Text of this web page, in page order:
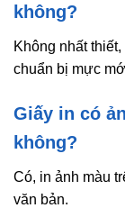
không?
Không nhất
chuẩn bị mực
Giấy in có
không?
Có, in ảnh màu
văn bản.